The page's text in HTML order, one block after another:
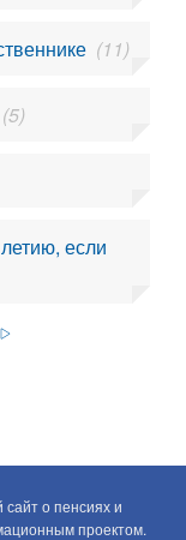
(11)
(5)
если
о пенсиях и
проектом.